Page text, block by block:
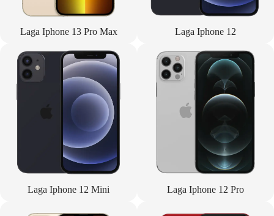
Laga Iphone 13 Pro Max Laga Iphone 12
Laga Iphone 12 Mini Laga Iphone 12 Pro